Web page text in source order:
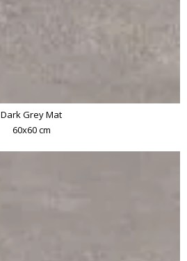
Dark Grey Mat
60x60 cm